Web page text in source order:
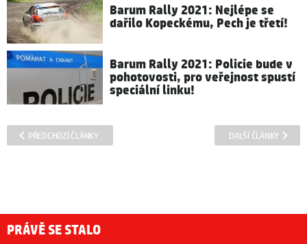
Barum Rally 2021: Nejlépe se
dařilo Kopeckému, Pech je třetí!
Barum Rally 2021: Policie bude v
pohotovosti, pro veřejnost spustí
speciální linku!
PŘEDCHOZÍ ČLÁNKY DALŠÍ ČLÁNKY
PRÁVĚ SE STALO